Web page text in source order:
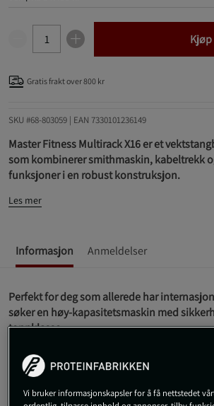
Kjøp
Gratis frakt over 800 kr
SKU #68-803059 | EAN 7330101236149
Master Fitness Multirack X16 er et
som kombinerer smithmaskin, kabeltrekk
funksjoner i en robust konstruksjon.
Les mer
Informasjon Anmeldelser
Perfekt for deg som allerede har
søker en høy-kapasitetsmaskin med
toppklasse.
Bruker 50 mm internasjonale
motstandsbelastning.
Innebygd smithstang med
på 250 kg.
Vi bruker informasjonskapsler for å få nettstedet